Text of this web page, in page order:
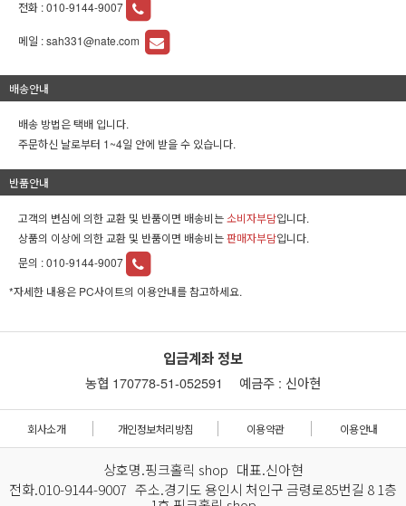
전화 :010-9144-9007
메일 :sah331@nate.com
배송안내
배송 방법은 택배 입니다.
주문하신 날로부터 1~4일 안에 받을 수 있습니다.
반품안내
고객의 변심에 의한 교환 및 반품이면 배송비는소비자부담입니다.
상품의 이상에 의한 교환 및 반품이면 배송비는판매자부담입니다.
문의 :010-9144-9007
*자세한 내용은 PC사이트의 이용안내를 참고하세요.
입금계좌 정보
농협 170778-51-052591 예금주 : 신아현
회사소개 개인정보처리방침 이용약관 이용안내
상호명.핑크홀릭 shop 대표.신아현
전화.010-9144-9007 주소.경기도 용인시 처인구 금령로85번길 8 1층